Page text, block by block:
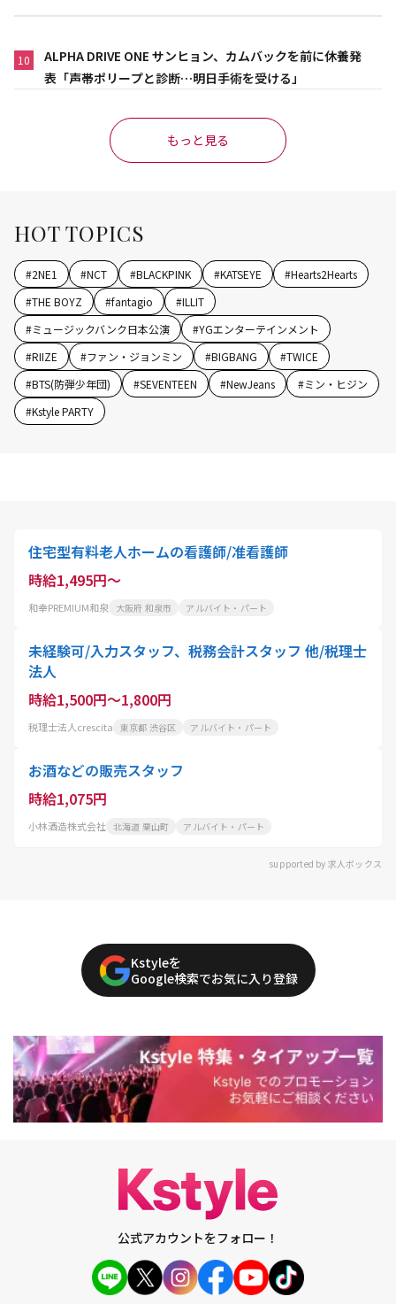
10
ALPHA DRIVE ONE サンヒョン、カムバックを前に休養発
表「声帯ポリープと診断…明日手術を受ける」
もっと見る
HOT TOPICS
#2NE1 #NCT #BLACKPINK #KATSEYE #Hearts2Hearts
#THE BOYZ #fantagio #ILLIT
#ミュージックバンク日本公演 #YGエンターテインメント
#RIIZE #ファン・ジョンミン #BIGBANG #TWICE
#BTS(防弾少年団) #SEVENTEEN #NewJeans #ミン・ヒジン
#Kstyle PARTY
住宅型有料老人ホームの看護師/准看護師
時給1,495円～
和幸PREMIUM和泉 大阪府 和泉市 アルバイト・パート
未経験可/入力スタッフ、税務会計スタッフ 他/税理士
法人
時給1,500円～1,800円
税理士法人crescita 東京都 渋谷区 アルバイト・パート
お酒などの販売スタッフ
時給1,075円
小林酒造株式会社 北海道 栗山町 アルバイト・パート
supported by 求人ボックス
Kstyleを
Google検索でお気に入り登録
公式アカウントをフォロー！